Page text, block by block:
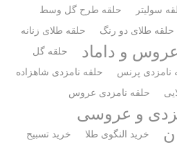
سولیتر
حلقه طرح گل وسط
حلقه طلای دو رنگ
حلقه طلای زنانه
و داماد حلقه گل
نامزدی پرنس
حلقه نامزدی شاهزاده
حلقه نامزدی عروس
و عروسی
خرید النگوی طلا
خرید تسبیح